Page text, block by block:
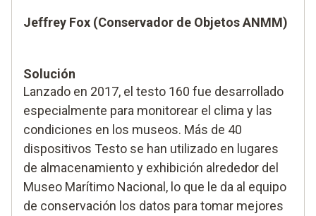
Jeffrey Fox (Conservador de Objetos ANMM)
Solución
Lanzado en 2017, el testo 160 fue desarrollado
especialmente para monitorear el clima y las
condiciones en los museos. Más de 40
dispositivos Testo se han utilizado en lugares
de almacenamiento y exhibición alrededor del
Museo Marítimo Nacional, lo que le da al equipo
de conservación los datos para tomar mejores